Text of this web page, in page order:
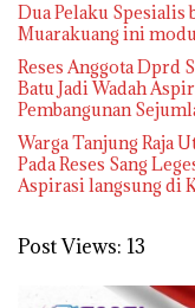
Dua Pelaku
Muarakuang ini
Reses Anggota Dprd
Batu Jadi Wadah
Pembangunan
Warga Tanjung Raja
Pada Reses Sang
Aspirasi langsung di
Post Views: 13